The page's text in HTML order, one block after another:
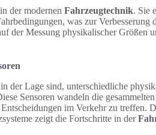
der modernen Fahrzeugtechnik. Sie
was zur Verbesserung
der Messung physikalischer Größen
der Lage sind, unterschiedliche
Sensoren wandeln die
im Verkehr zu treffen.
zeigt die Fortschritte in der